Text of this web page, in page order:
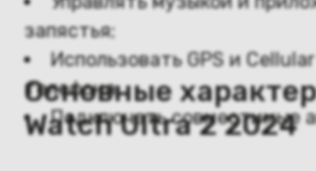
запястья;
Использовать GPS и
телефона;
Подключать совместимые
Основные
Watch Ultra 2 2024